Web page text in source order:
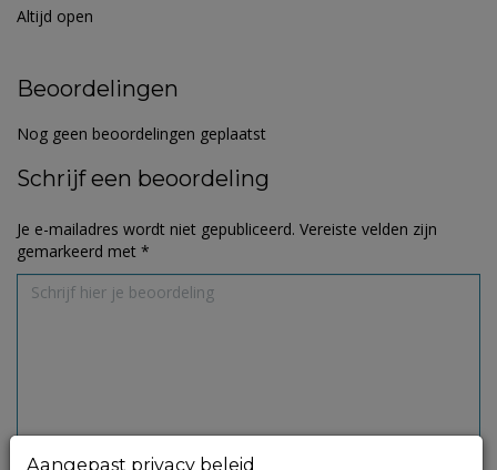
Altijd open
Beoordelingen
Nog geen beoordelingen geplaatst
Schrijf een beoordeling
Je e-mailadres wordt niet gepubliceerd. Vereiste velden zijn
gemarkeerd met *
Aangepast privacy beleid